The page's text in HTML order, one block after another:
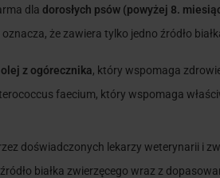
dla dorosłych psów (powyżej 8.
oznacza, że zawiera tylko jedno źródło
olej z ogórecznika, który wspomaga
faecium, który wspomaga
doświadczonych lekarzy weterynarii i
białka zwierzęcego wraz z